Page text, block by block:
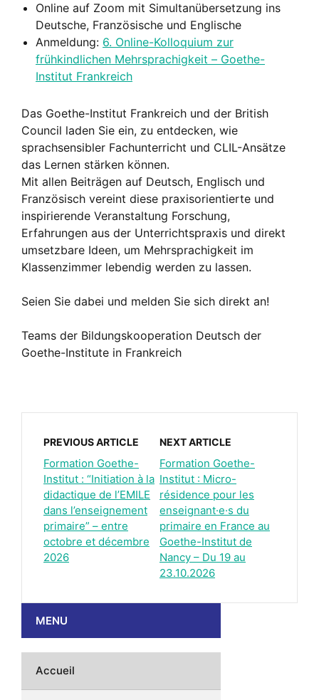
Online auf Zoom mit Simultanübersetzung ins
Deutsche, Französische und Englische
Anmeldung: 6. Online-Kolloquium zur
frühkindlichen Mehrsprachigkeit – Goethe-
Institut Frankreich
Das Goethe-Institut Frankreich und der British
Council laden Sie ein, zu entdecken, wie
sprachsensibler Fachunterricht und CLIL-Ansätze
das Lernen stärken können.
Mit allen Beiträgen auf Deutsch, Englisch und
Französisch vereint diese praxisorientierte und
inspirierende Veranstaltung Forschung,
Erfahrungen aus der Unterrichtspraxis und direkt
umsetzbare Ideen, um Mehrsprachigkeit im
Klassenzimmer lebendig werden zu lassen.
Seien Sie dabei und melden Sie sich direkt an!
Teams der Bildungskooperation Deutsch der
Goethe-Institute in Frankreich
PREVIOUS ARTICLE
Formation Goethe-
Institut : “Initiation à la
didactique de l’EMILE
dans l’enseignement
primaire” – entre
octobre et décembre
2026
NEXT ARTICLE
Formation Goethe-
Institut : Micro-
résidence pour les
enseignant·e·s du
primaire en France au
Goethe-Institut de
Nancy – Du 19 au
23.10.2026
MENU
Accueil